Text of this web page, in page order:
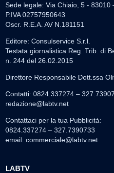
Sede legale: Via Chiaio, 5 - 83010
P.IVA 02757950643
Oscr. R.E.A. AV N.181151
Editore: Consulservice S.r.l.
Testata giornalistica Reg. Trib. di
n. 244 del 26.02.2015
Direttore Responsabile Dott.ssa
Contatti: 0824.337274 –
redazione@labtv.net
Contattaci per la tua Pubblicità:
0824.337274 – 327.7390733
email: commerciale@labtv.net
LABTV